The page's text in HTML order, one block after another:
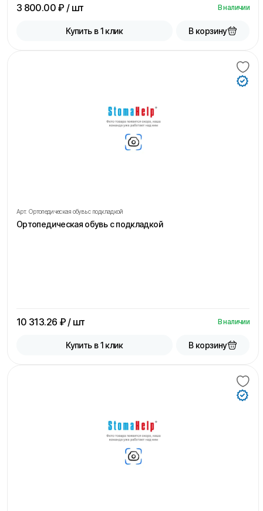
3 800.00₽ / шт В наличии
Купить в 1 клик В корзину
Арт. Ортопедическая обувь с подкладкой
Ортопедическая обувь с подкладкой
10 313.26 ₽ / шт В наличии
Купить в 1 клик В корзину